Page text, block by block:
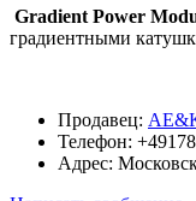
Gradient Power
градиентными
Продавец:
Телефон:
Адрес: